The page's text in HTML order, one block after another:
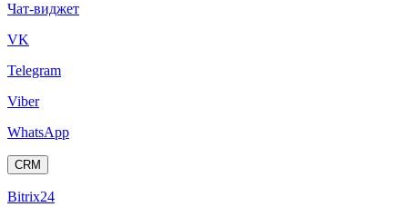
Чат-виджет
VK
Telegram
Viber
WhatsApp
CRM
Bitrix24